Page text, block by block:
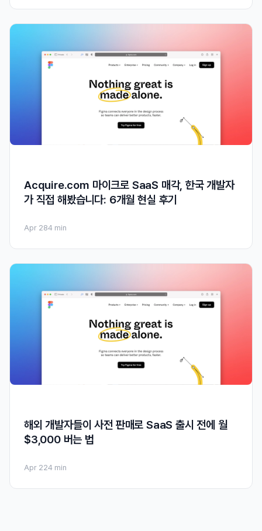
Acquire.com 마이크로 SaaS 매각, 한국 개발자
가 직접 해봤습니다: 6개월 현실 후기
Apr 284 min
해외 개발자들이 사전 판매로 SaaS 출시 전에 월
$3,000 버는 법
Apr 224 min